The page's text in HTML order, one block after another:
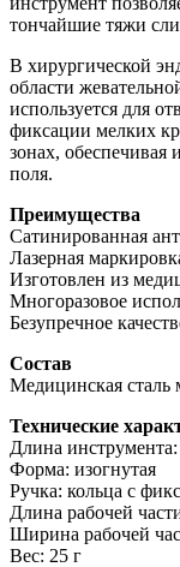
тончайшие тяжи
В хирургической
области
используется для
фиксации мелких
зонах,
поля.
Преимущества
Сатинированная
Лазерная
Изготовлен из
Многоразовое
Безупречное
Состав
Медицинская сталь
Технические
Длина
Форма: изогнутая
Ручка: кольца с
Длина рабочей
Ширина рабочей
Вес: 25 г